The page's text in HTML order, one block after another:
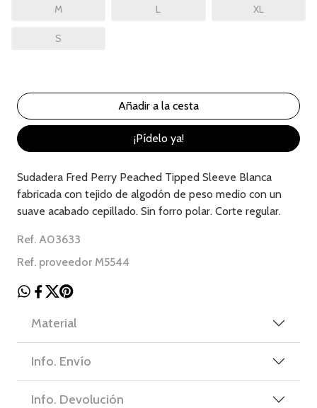
M L XL
S
¡Pídelo ya!
Sudadera Fred Perry Peached Tipped Sleeve Blanca
fabricada con tejido de algodón de peso medio con un
suave acabado cepillado. Sin forro polar. Corte regular.
Ref. A03633
Ref. proveedor M5544
Material
Info. Envío
Info. Devolución